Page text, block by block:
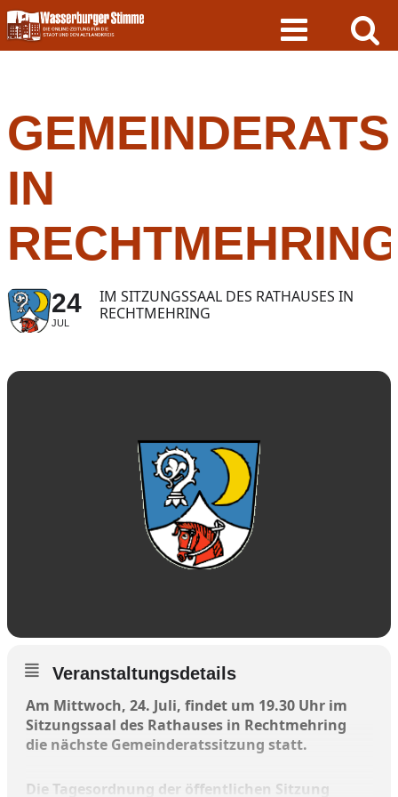
Skip
to
content
IN
RECHTMEHRING
24
JUL
IM SITZUNGSSAAL DES RATHAUSES IN
RECHTMEHRING
Veranstaltungsdetails
Am Mittwoch, 24. Juli, findet um 19.30 Uhr im
Sitzungssaal des Rathauses in Rechtmehring
die nächste Gemeinderatssitzung statt.
Die Tagesordnung der öffentlichen Sitzung